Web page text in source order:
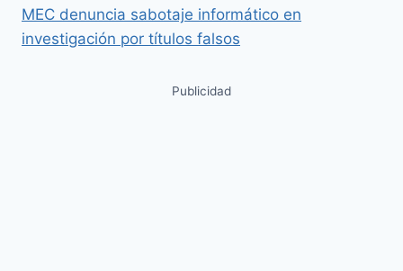
MEC denuncia sabotaje informático en
investigación por títulos falsos
Publicidad